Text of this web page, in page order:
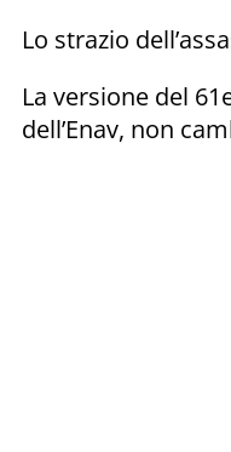
Lo strazio
La versione del
dell’Enav, non